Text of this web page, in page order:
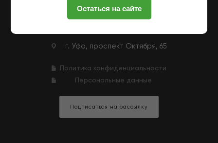
+7 (927) 326-47-25 ЗАКАЗАТЬ ЗВОНОК
г. Уфа, проспект Октября, 65
Политика конфиденциальности
Персональные данные
Подписаться на рассылку
Остаться на сайте